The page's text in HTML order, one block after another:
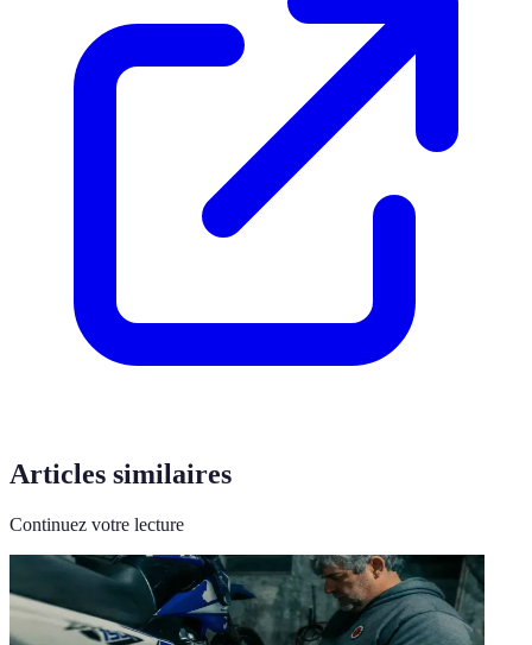
Articles similaires
Continuez votre lecture